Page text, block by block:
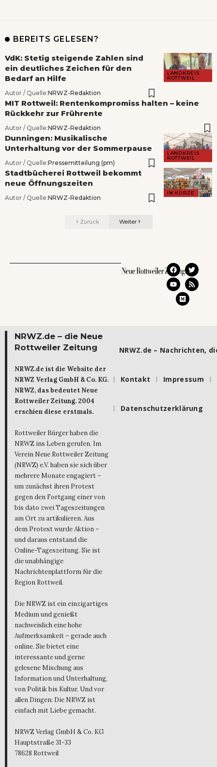
BEREITS GELESEN?
LANDKREIS
ROTTWEIL
VdK: Stetig steigende Zahlen sind
ein deutliches Zeichen für den
Bedarf an Hilfe
Autor / Quelle:NRWZ-Redaktion
MIT Rottweil: Rentenkompromiss halten – keine
Rückkehr zur Frührente
Autor / Quelle:NRWZ-Redaktion
LANDKREIS
ROTTWEIL
Dunningen: Musikalische
Unterhaltung vor der Sommerpause
Autor / Quelle:Pressemitteilung (pm)
IN KÜRZE
Stadtbücherei Rottweil bekommt
neue Öffnungszeiten
Autor / Quelle:NRWZ-Redaktion
Zurück Weiter
NRWZ.de – die Neue
Rottweiler Zeitung
NRWZ.de ist die Website der
NRWZ Verlag GmbH & Co. KG.
NRWZ, das bedeutet Neue
Rottweiler Zeitung. 2004
erschien diese erstmals.
Rottweiler Bürger haben die
NRWZ ins Leben gerufen. Im
Verein Neue Rottweiler Zeitung
(NRWZ) e.V. haben sie sich über
mehrere Monate engagiert –
um zunächst ihren Protest
gegen den Fortgang einer von
bis dato zwei Tageszeitungen
am Ort zu artikulieren. Aus
dem Protest wurde Aktion –
und daraus entstand die
Online-Tageszeitung. Sie ist
die unabhängige
Nachrichtenplattform für die
Region Rottweil.
Die NRWZ ist ein einzigartiges
Medium und genießt
nachweislich eine hohe
Aufmerksamkeit – gerade auch
online. Sie bietet eine
interessante und gerne
gelesene Mischung aus
Information und Unterhaltung,
von Politik bis Kultur. Und vor
allen Dingen: Die NRWZ ist
einfach mit Liebe gemacht.
NRWZ Verlag GmbH & Co. KG
Hauptstraße 31-33
78628 Rottweil
NRWZ.de – Nachrichten,
Kontakt Impressum
Datenschutzerklärung